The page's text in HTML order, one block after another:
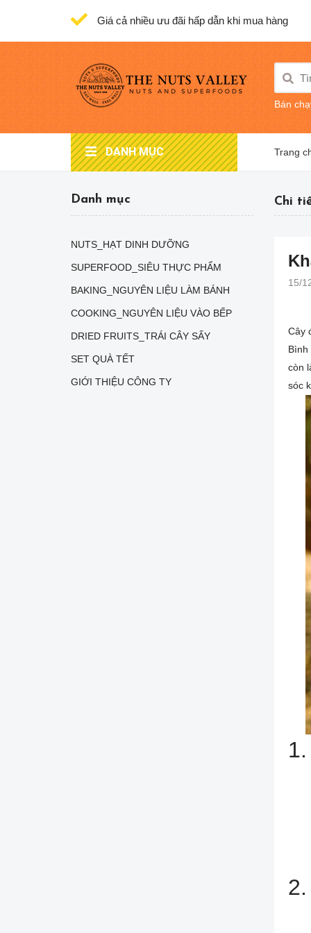
Giá cả nhiều ưu đãi hấp dẫn khi mua hàng
Bán
DANH MỤC Trang
Chi
15/
Cây
Bình
còn
sóc
Danh mục
NUTS_HẠT DINH DƯỠNG
SUPERFOOD_SIÊU THỰC PHẨM
BAKING_NGUYÊN LIỆU LÀM BÁNH
COOKING_NGUYÊN LIỆU VÀO BẾP
DRIED FRUITS_TRÁI CÂY SẤY
SET QUÀ TẾT
GIỚI THIỆU CÔNG TY